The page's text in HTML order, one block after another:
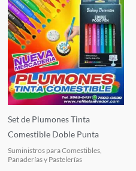
Set de Plumones Tinta
Comestible Doble Punta
Suministros para Comestibles,
Panaderías y Pastelerías